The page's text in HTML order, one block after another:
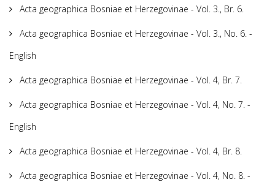
Acta geographica Bosniae et Herzegovinae - Vol. 3., Br. 6.
Acta geographica Bosniae et Herzegovinae - Vol. 3., No. 6. -
English
Acta geographica Bosniae et Herzegovinae - Vol. 4, Br. 7.
Acta geographica Bosniae et Herzegovinae - Vol. 4, No. 7. -
English
Acta geographica Bosniae et Herzegovinae - Vol. 4, Br. 8.
Acta geographica Bosniae et Herzegovinae - Vol. 4, No. 8. -